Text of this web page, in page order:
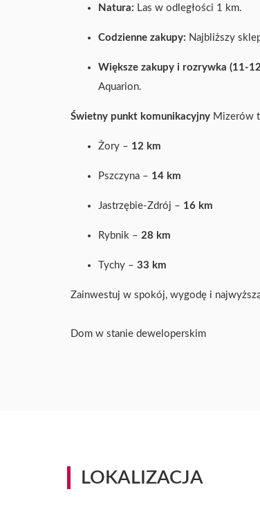
Natura: Las w odległości 1 km.
Codzienne zakupy: Najbliższy
Większe zakupy i rozrywka (11-
Aquarion.
Świetny punkt komunikacyjny Mizerów
Żory – 12 km
Pszczyna – 14 km
Jastrzębie-Zdrój – 16 km
Rybnik – 28 km
Tychy – 33 km
Zainwestuj w spokój, wygodę i
Dom w stanie deweloperskim
LOKALIZACJA